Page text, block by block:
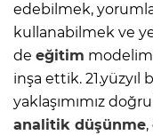
edebilmek,
kullanabilmek ve
de eğitim
inşa ettik.
yaklaşımımız
analitik düşünme,